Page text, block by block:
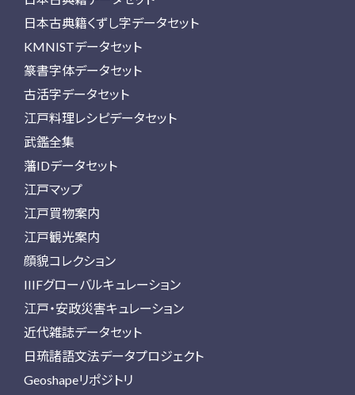
日本古典籍くずし字データセット
KMNISTデータセット
篆書字体データセット
古活字データセット
江戸料理レシピデータセット
武鑑全集
藩IDデータセット
江戸マップ
江戸買物案内
江戸観光案内
顔貌コレクション
IIIFグローバルキュレーション
江戸・安政災害キュレーション
近代雑誌データセット
日琉諸語文法データプロジェクト
Geoshapeリポジトリ